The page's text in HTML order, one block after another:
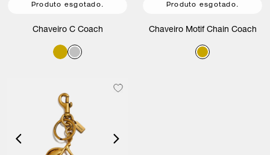
Produto esgotado.
Chaveiro C Coach
Produto esgotado.
Chaveiro Motif Chain Coach